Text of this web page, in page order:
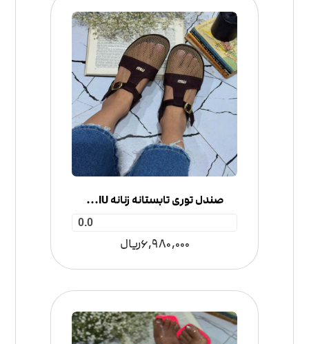
صندل توری تابستانه زنانه MIU MIU
0.0
6,980,000ریال